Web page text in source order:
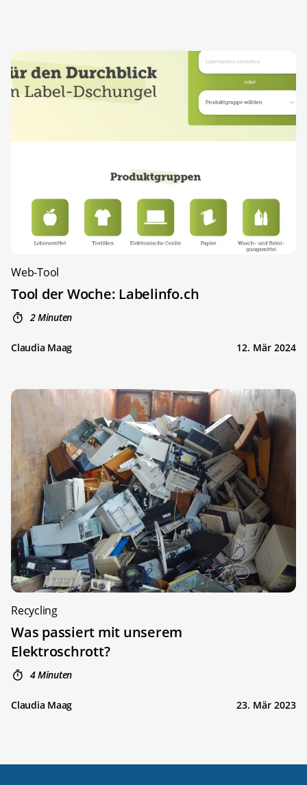
Web-Tool
Tool der Woche: Labelinfo.ch
2 Minuten
Claudia Maag 12. Mär 2024
Recycling
Was passiert mit unserem
Elektroschrott?
4 Minuten
Claudia Maag 23. Mär 2023